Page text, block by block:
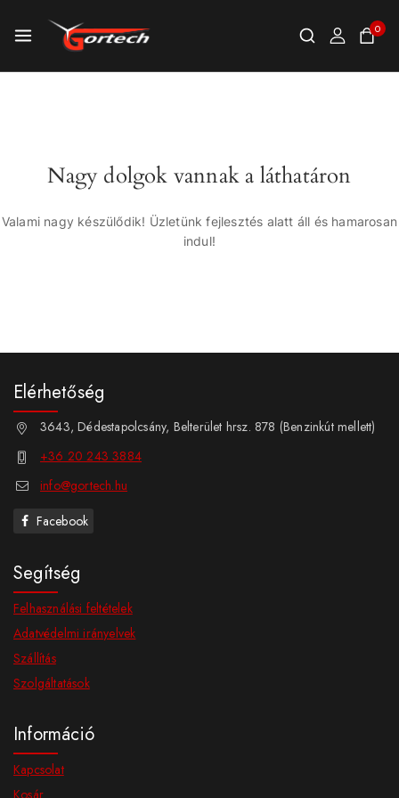
0
Nagy dolgok vannak a láthatáron
Valami nagy készülődik! Üzletünk fejlesztés alatt áll és hamarosan
indul!
Elérhetőség
3643, Dédestapolcsány, Belterület hrsz. 878 (Benzinkút mellett)
+36 20 243 3884
info@gortech.hu
Facebook
Segítség
Felhasználási feltételek
Adatvédelmi irányelvek
Szállítás
Szolgáltatások
Információ
Kapcsolat